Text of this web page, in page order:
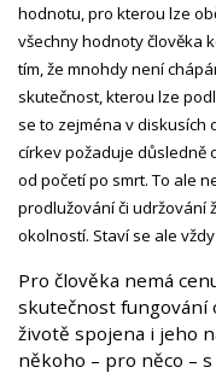
hodnotu, pro kterou lze
všechny hodnoty člověka
tím, že mnohdy není
skutečnost, kterou lze
se to zejména v diskusích
církev požaduje důsledně
od početí po smrt. To ale
prodlužování či udržování
okolností. Staví se ale
Pro člověka nemá
skutečnost fungování
životě spojena i jeho
někoho – pro něco –